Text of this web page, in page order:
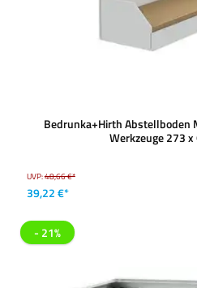
Bedrunka+Hirth Abstellboden
Werkzeuge 273
UVP:48,66 €*
39,22 €*
- 21%